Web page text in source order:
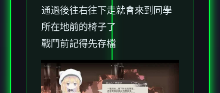
通過後往右往下走就會來到同學
所在地前的椅子了
戰鬥前記得先存檔